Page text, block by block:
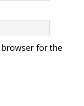
browser for the